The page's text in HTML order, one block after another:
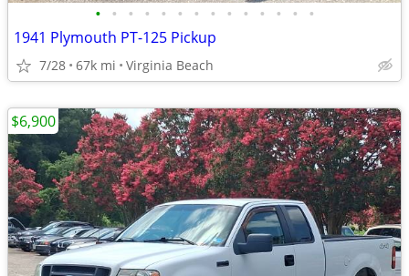
• • • • • • • • • • • • • •
1941 Plymouth PT-125 Pickup
7/28 67k mi Virginia Beach
$6,900